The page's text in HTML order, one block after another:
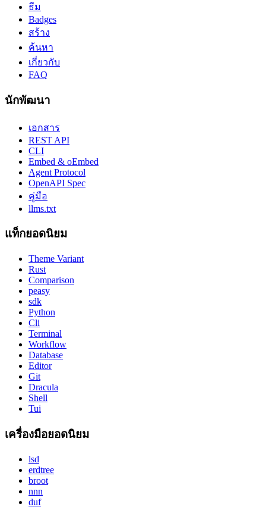
ธีม
Badges
สร้าง
ค้นหา
เกี่ยวกับ
FAQ
นักพัฒนา
เอกสาร
REST API
CLI
Embed & oEmbed
Agent Protocol
OpenAPI Spec
คู่มือ
llms.txt
แท็กยอดนิยม
Theme Variant
Rust
Comparison
peasy
sdk
Python
Cli
Terminal
Workflow
Database
Editor
Git
Dracula
Shell
Tui
เครื่องมือยอดนิยม
lsd
erdtree
broot
nnn
duf